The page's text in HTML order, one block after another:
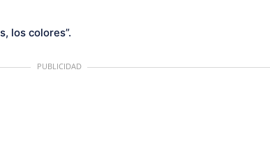
los colores”.
PUBLICIDAD